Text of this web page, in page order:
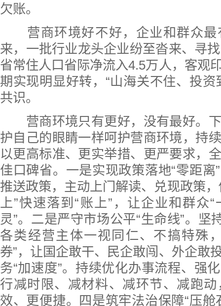
欠账。
营商环境好不好，企业和群众最
来，一批行业龙头企业纷至沓来、寻
省常住人口省际净流入4.5万人，客观
期实现明显好转，“山海关不住、投资
共识。
营商环境只有更好，没有最好。下
护自己的眼睛一样呵护营商环境，持
以更高标准、更实举措、更严要求，
佳口碑省。一是实现政策落地“零距离
推送政策，主动上门解读、兑现政策
上”快速落到“账上”，让企业和群众
灵”。二是严守市场公平“生命线”。坚
各类经营主体一视同仁、不搞特殊
券”，让国企敢干、民企敢闯、外企敢
务“加速度”。持续优化办事流程、强
行减时限、减材料、减环节、减跑
效、更便捷。四是筑牢法治保障“压舱